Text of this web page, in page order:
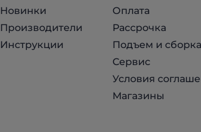
Новинки
Производители
Инструкции
Оплата
Рассрочка
Подъем и сборка
Сервис
Условия
Магазины